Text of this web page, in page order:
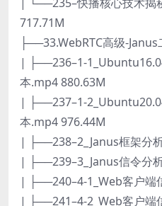
717.71M
├──33.WebRTC高级-Janus
| ├──236–1-
本.mp4 880.63M
| ├──237–1-
本.mp4 976.44M
| ├──238–2_Janus框架分
| ├──239–3_Janus信令分
| ├──240–4-1_Web客户端
| ├──241–4-2_Web客户端